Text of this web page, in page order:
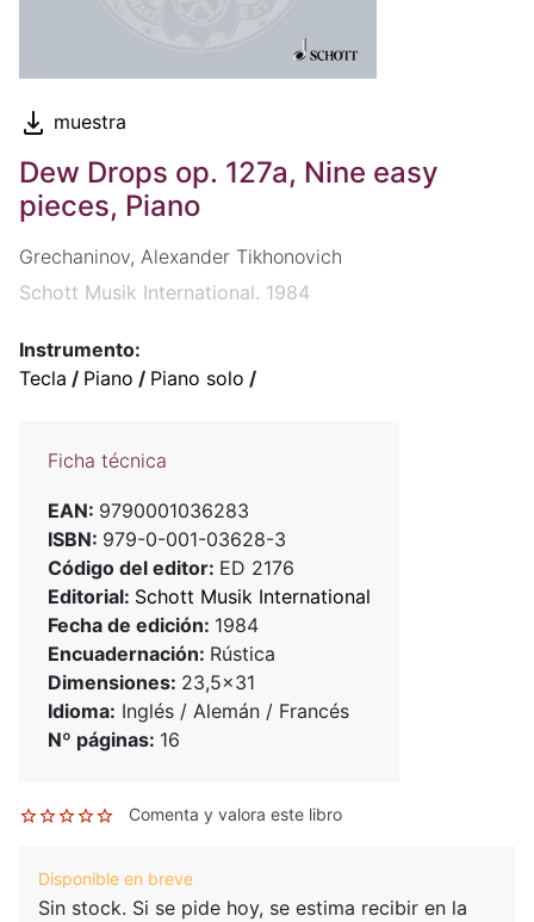
muestra
Dew Drops op. 127a, Nine easy
pieces, Piano
Grechaninov, Alexander Tikhonovich
Schott Musik International. 1984
Instrumento:
Tecla / Piano / Piano solo /
Ficha técnica
EAN: 9790001036283
ISBN: 979-0-001-03628-3
Código del editor: ED 2176
Editorial: Schott Musik International
Fecha de edición: 1984
Encuadernación: Rústica
Dimensiones: 23,5x31
Idioma: Inglés / Alemán / Francés
Nº páginas: 16
Comenta y valora este libro
Disponible en breve
Sin stock. Si se pide hoy, se estima recibir en la